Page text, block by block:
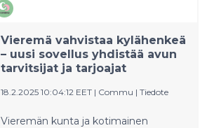
Vieremä vahvistaa kylähenkeä
– uusi sovellus yhdistää avun
tarvitsijat ja tarjoajat
18.2.2025 10:04:12 EET | Commu | Tiedote
Vieremän kunta ja kotimainen